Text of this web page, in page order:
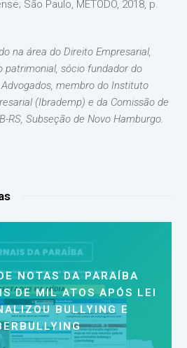
São Paulo, MÉTODO, 2018, p.
na área do Direito Empresarial,
patrimonial, sócio fundador do
membro do Instituto
(Ibrademp) e da Comissão de
RS, Subseção de Novo Hamburgo.
NOTAS DA PARAÍBA
DE MIL ATOS APÓS LEI
BULLYING E